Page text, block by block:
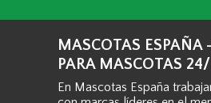
MASCOTAS ESPAÑA
PARA MASCOTAS
En Mascotas España